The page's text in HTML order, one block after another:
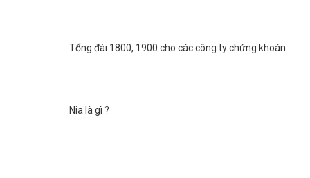
Tổng đài 1800, 1900 cho các công ty chứng khoán
Nia là gì ?